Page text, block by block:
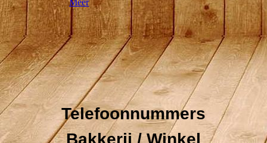
Telefoonnummers
Bakkerij / Winkel